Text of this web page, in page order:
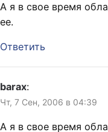
А я в свое время
ее.
Ответить
barax:
Чт, 7 Сен, 2006 в 04:39
А я в свое время